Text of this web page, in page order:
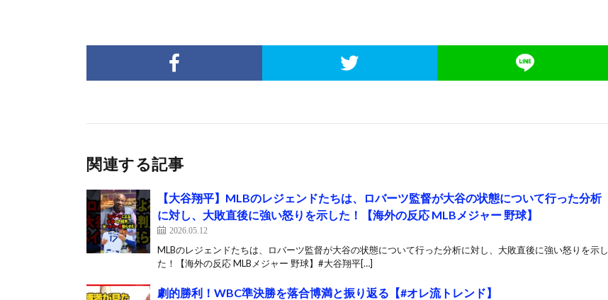
関連する記事
【大谷翔平】MLBのレジェンドたちは、ロバーツ監督が大谷の状態について行った分析
に対し、大敗直後に強い怒りを示した！【海外の反応 MLBメジャー 野球】
2026.05.12
MLBのレジェンドたちは、ロバーツ監督が大谷の状態について行った分析に対し、大敗直後に強い怒りを示し
た！【海外の反応 MLBメジャー 野球】#大谷翔平[…]
劇的勝利！WBC準決勝を落合博満と振り返る【#オレ流トレンド】